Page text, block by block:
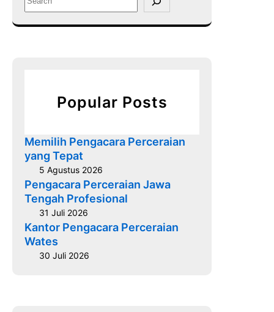
e
a
Popular Posts
Memilih Pengacara Perceraian
yang Tepat
5 Agustus 2026
Pengacara Perceraian Jawa
Tengah Profesional
31 Juli 2026
Kantor Pengacara Perceraian
Wates
30 Juli 2026